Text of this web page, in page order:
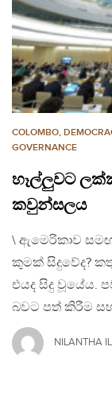
COLOMBO,
GOVERNANCE
හෑල්ලුවට
කවුන්සලය
\ ඇමෙරිකාව සමඟ
කුමක් සිදුවේද?
එයද සිදු වූයේය.
බවට පත් කිරීම
NILANTHA